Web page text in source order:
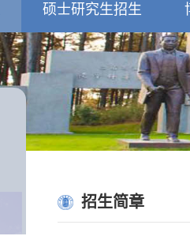
硕士研究生招生
招生简章